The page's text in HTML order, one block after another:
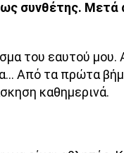
συνθέτης. Μετά
του εαυτού
Από τα πρώτα
καθημερινά.